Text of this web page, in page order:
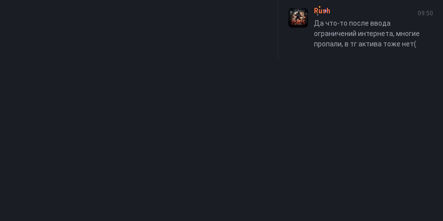
Rush 09:50
Да что-то после ввода
ограничений интернета, многие
пропали, в тг актива тоже нет(